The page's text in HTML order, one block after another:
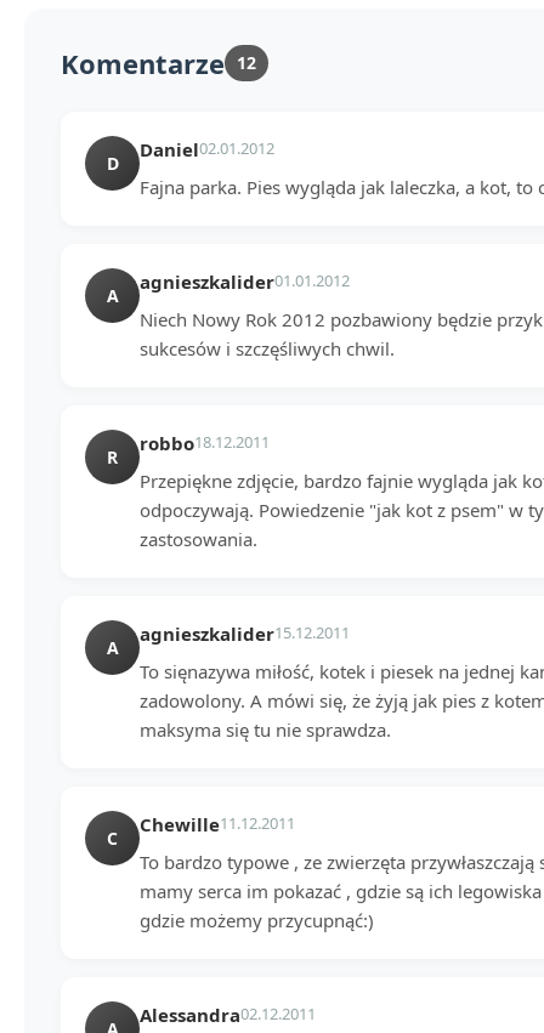
Komentarze 12
D
Daniel02.01.2012
Fajna parka. Pies wygląda jak laleczka, a kot, to
A
agnieszkalider01.01.2012
Niech Nowy Rok 2012 pozbawiony będzie
sukcesów i szczęśliwych chwil.
R
robbo18.12.2011
Przepiękne zdjęcie, bardzo fajnie wygląda jak
odpoczywają. Powiedzenie "jak kot z psem" w
zastosowania.
A
agnieszkalider15.12.2011
To sięnazywa miłość, kotek i piesek na jednej
zadowolony. A mówi się, że żyją jak pies z
maksyma się tu nie sprawdza.
C
Chewille11.12.2011
To bardzo typowe , ze zwierzęta
mamy serca im pokazać , gdzie są ich
gdzie możemy przycupnąć:)
Alessandra02.12.2011